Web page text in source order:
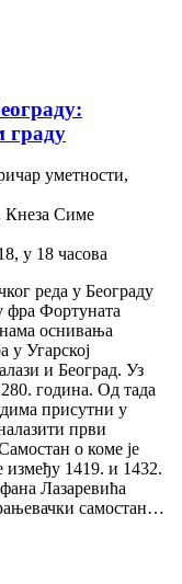
граду
уметности,
Кнеза Симе
у 18 часова
реда у Београду
фра Фортуната
оснивања
у Угарској
и Београд. Уз
година. Од тада
присутни у
први
о коме је
између 1419. и 1432.
Лазаревића
самостан…